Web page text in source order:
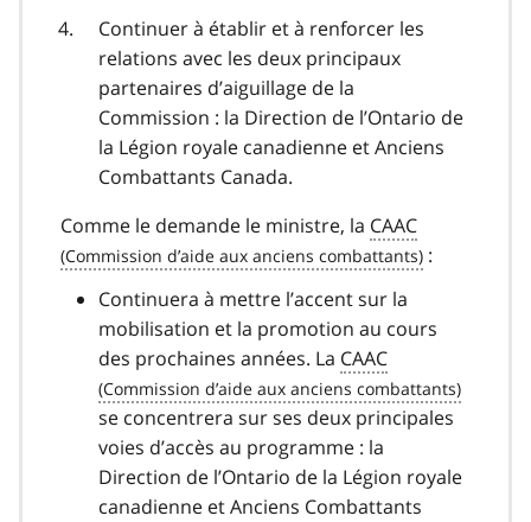
Continuer à établir et à renforcer les
relations avec les deux principaux
partenaires d’aiguillage de la
Commission : la Direction de l’Ontario de
la Légion royale canadienne et Anciens
Combattants Canada.
Comme le demande le ministre, la CAAC
:
Continuera à mettre l’accent sur la
mobilisation et la promotion au cours
des prochaines années. La CAAC
se concentrera sur ses deux principales
voies d’accès au programme : la
Direction de l’Ontario de la Légion royale
canadienne et Anciens Combattants